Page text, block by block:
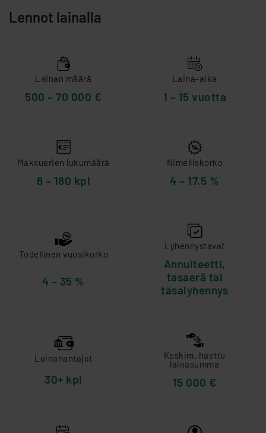
Lennot lainalla
Lainan määrä
500 – 70 000 €
Laina-aika
1 – 15 vuotta
Maksuerien lukumäärä
6 – 180 kpl
Nimelliskorko
4 – 17.5 %
Todellinen vuosikorko
4 – 35 %
Lyhennystavat
Annuiteetti,
tasaerä tai
tasalyhennys
Lainanantajat
30+ kpl
Keskim. haettu
lainasumma
15 000 €